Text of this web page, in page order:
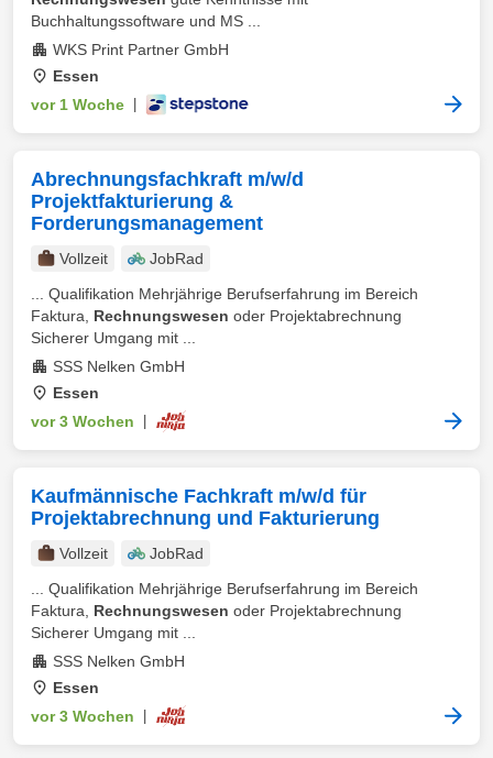
Buchhaltungssoftware und MS ...
WKS Print Partner GmbH
Essen
vor 1 Woche
Abrechnungsfachkraft m/w/d
Projektfakturierung &
Forderungsmanagement
Vollzeit
JobRad
... Qualifikation Mehrjährige Berufserfahrung im Bereich
Faktura, Rechnungswesen oder Projektabrechnung
Sicherer Umgang mit ...
SSS Nelken GmbH
Essen
vor 3 Wochen
Kaufmännische Fachkraft m/w/d für
Projektabrechnung und Fakturierung
Vollzeit
JobRad
... Qualifikation Mehrjährige Berufserfahrung im Bereich
Faktura, Rechnungswesen oder Projektabrechnung
Sicherer Umgang mit ...
SSS Nelken GmbH
Essen
vor 3 Wochen